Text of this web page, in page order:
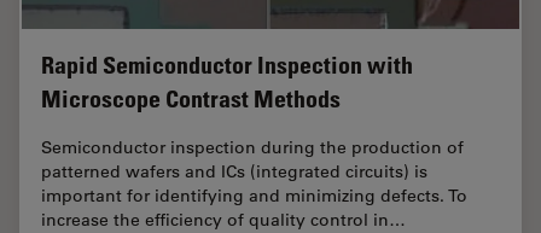
Rapid Semiconductor Inspection with
Microscope Contrast Methods
Semiconductor inspection during the production of
patterned wafers and ICs (integrated circuits) is
important for identifying and minimizing defects. To
increase the efficiency of quality control in…